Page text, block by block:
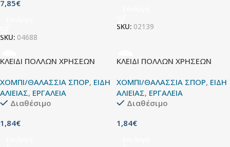
7,85€
SKU: 04688
SKU: 02139
ΚΛΕΙΔΙ ΠΟΛΛΩΝ ΧΡΗΣΕΩΝ
ΧΟΜΠΙ/ΘΑΛΑΣΣΙΑ ΣΠΟΡ, ΕΙΔΗ
ΑΛΙΕΙΑΣ, ΕΡΓΑΛΕΙΑ
Διαθέσιμο
1,84€
ΚΛΕΙΔΙ ΠΟΛΛΩΝ ΧΡΗΣΕΩΝ
ΧΟΜΠΙ/ΘΑΛΑΣΣΙΑ ΣΠΟΡ, ΕΙΔΗ
ΑΛΙΕΙΑΣ, ΕΡΓΑΛΕΙΑ
Διαθέσιμο
1,84€